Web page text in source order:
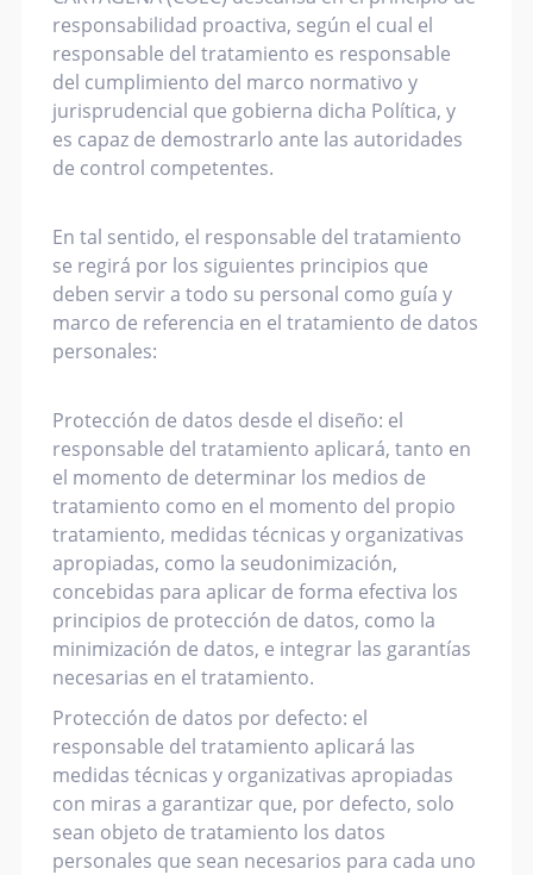
responsabilidad proactiva, según el cual el
responsable del tratamiento es responsable
del cumplimiento del marco normativo y
jurisprudencial que gobierna dicha Política, y
es capaz de demostrarlo ante las autoridades
de control competentes.
En tal sentido, el responsable del tratamiento
se regirá por los siguientes principios que
deben servir a todo su personal como guía y
marco de referencia en el tratamiento de datos
personales:
Protección de datos desde el diseño: el
responsable del tratamiento aplicará, tanto en
el momento de determinar los medios de
tratamiento como en el momento del propio
tratamiento, medidas técnicas y organizativas
apropiadas, como la seudonimización,
concebidas para aplicar de forma efectiva los
principios de protección de datos, como la
minimización de datos, e integrar las garantías
necesarias en el tratamiento.
Protección de datos por defecto: el
responsable del tratamiento aplicará las
medidas técnicas y organizativas apropiadas
con miras a garantizar que, por defecto, solo
sean objeto de tratamiento los datos
personales que sean necesarios para cada uno